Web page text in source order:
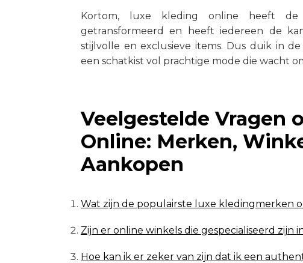
Kortom, luxe kleding online heeft
getransformeerd en heeft iedereen de
stijlvolle en exclusieve items. Dus duik in
een schatkist vol prachtige mode die wacht
Veelgestelde Vragen
Online: Merken,
Aankopen
Wat zijn de populairste luxe kledingmerken
Zijn er online winkels die gespecialiseerd zijn
Hoe kan ik er zeker van zijn dat ik een